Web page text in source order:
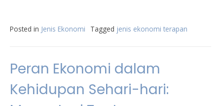
Posted in Jenis Ekonomi Tagged jenis ekonomi terapan
Peran Ekonomi dalam
Kehidupan Sehari-hari: